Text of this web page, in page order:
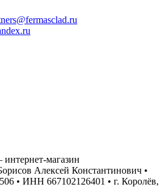
магазин
Алексей Константинович •
• ИНН 667102126401 • г. Королёв,